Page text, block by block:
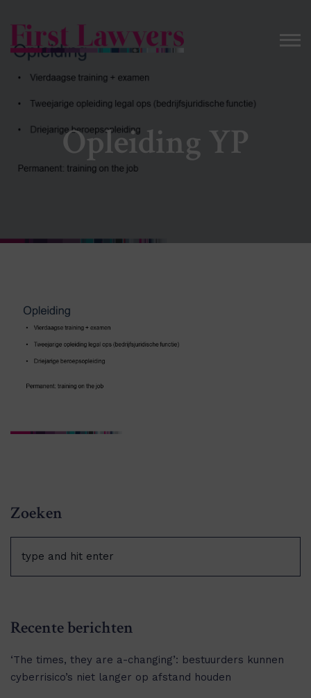
Opleiding YP
Zoeken
Recente berichten
‘The times, they are a-changing’: bestuurders kunnen
cyberrisico’s niet langer op afstand houden